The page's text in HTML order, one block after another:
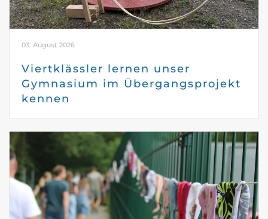
03. August 2026
Viertklässler lernen unser
Gymnasium im Übergangsprojekt
kennen